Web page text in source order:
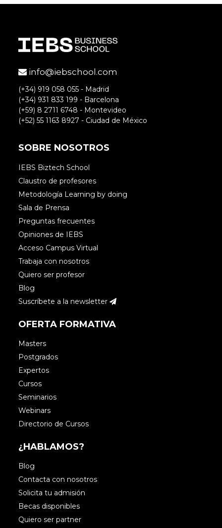
info@iebschool.com
(+34) 919 058 055 - Madrid
(+34) 931 833 199 - Barcelona
(+59) 8 2711 6748 - Montevideo
(+52) 55 1163 8927 - Ciudad de México
SOBRE NOSOTROS
IEBS Biztech School
Claustro de profesores
Metodología Learning by doing
Sala de Prensa
Preguntas frecuentes
Opiniones de IEBS
Acceso Campus Virtual
Trabaja con nosotros
Quiero ser profesor
Blog
Suscríbete a la newsletter
OFERTA FORMATIVA
Masters
Postgrados
Expertos
Cursos
Seminarios
Webinars
Directorio de Cursos
¿HABLAMOS?
Blog
Contacta con nosotros
Solicita tu admisión
Becas disponibles
Quiero ser partner